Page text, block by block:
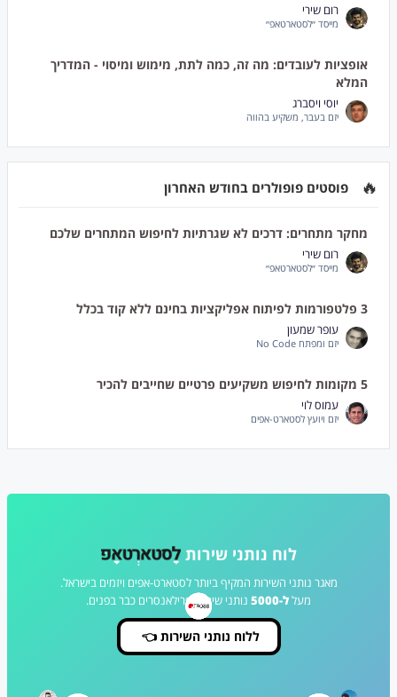
רום שירי
מייסד ״לסטארטאפ״
אופציות לעובדים: מה זה, כמה לתת, מימוש ומיסוי - המדריך
המלא
יוסי ויסברג
יזם בעבר, משקיע בהווה
🔥 פוסטים פופולרים בחודש האחרון
מחקר מתחרים: דרכים לא שגרתיות לחיפוש המתחרים שלכם
רום שירי
מייסד ״לסטארטאפ״
3 פלטפורמות לפיתוח אפליקציות בחינם ללא קוד בכלל
עופר שמעון
יזם ומפתח No Code
5 מקומות לחיפוש משקיעים פרטיים שחייבים להכיר
עמוס לוי
יזם ויועץ לסטארט-אפים
לוח נותני שירות
מאגר נותני השירות המקיף ביותר לסטארט-אפים ויזמים בישראל.
מעלל-5000 נותני שירות ופרילאנסרים כבר בפנים.
👈 ללוח נותני השירות